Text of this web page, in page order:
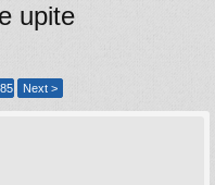
upite
Next >